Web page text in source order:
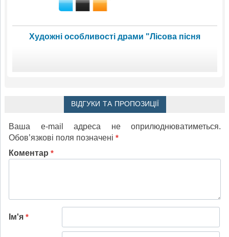
Художні особливості драми "Лісова пісня
ВІДГУКИ ТА ПРОПОЗИЦІЇ
Ваша e-mail адреса не оприлюднюватиметься.
Обов’язкові поля позначені *
Коментар *
Ім'я *